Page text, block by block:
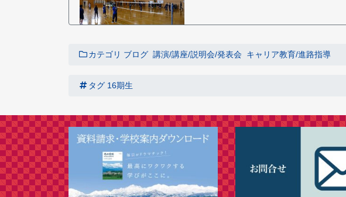
カテゴリ ブログ 講演/講座/説明会/発表会 キャリア教育/進路指導
タグ 16期生